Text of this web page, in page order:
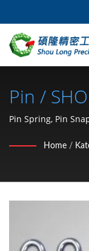
Pin /
Pin Spring, Pin
acuan.
Home /